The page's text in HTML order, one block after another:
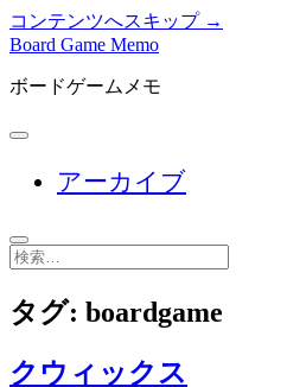
コンテンツへスキップ →
Board Game Memo
ボードゲームメモ
メ
開
く
アーカイブ
検
タグ: boardgame
クウィックス